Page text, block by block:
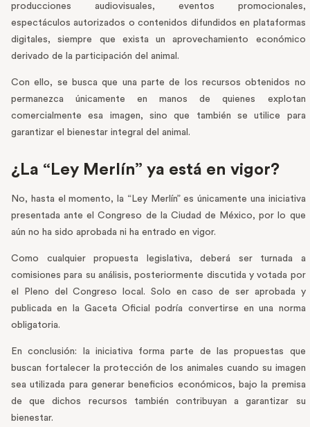
producciones audiovisuales, eventos promocionales,
espectáculos autorizados o contenidos difundidos en plataformas
digitales, siempre que exista un aprovechamiento económico
derivado de la participación del animal.
Con ello, se busca que una parte de los recursos obtenidos no
permanezca únicamente en manos de quienes explotan
comercialmente esa imagen, sino que también se utilice para
garantizar el bienestar integral del animal.
¿La “Ley Merlín” ya está en vigor?
No, hasta el momento, la “Ley Merlín” es únicamente una iniciativa
presentada ante el Congreso de la Ciudad de México, por lo que
aún no ha sido aprobada ni ha entrado en vigor.
Como cualquier propuesta legislativa, deberá ser turnada a
comisiones para su análisis, posteriormente discutida y votada por
el Pleno del Congreso local. Solo en caso de ser aprobada y
publicada en la Gaceta Oficial podría convertirse en una norma
obligatoria.
En conclusión: la iniciativa forma parte de las propuestas que
buscan fortalecer la protección de los animales cuando su imagen
sea utilizada para generar beneficios económicos, bajo la premisa
de que dichos recursos también contribuyan a garantizar su
bienestar.